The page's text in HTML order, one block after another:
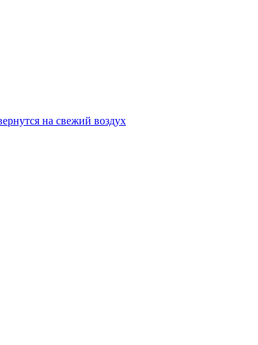
на свежий воздух